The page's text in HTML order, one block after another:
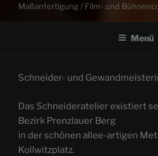
Maßanfertigung / Film- und
Menü
Schneider- und
Das Schneideratelier existiert
Bezirk Prenzlauer Berg
in der schönen allee-artigen
Kollwitzplatz.